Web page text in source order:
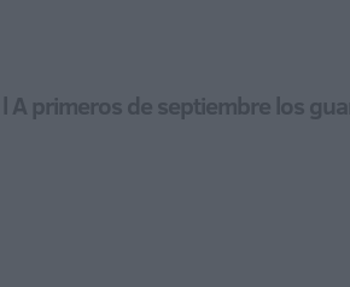
primeros de septiembre los